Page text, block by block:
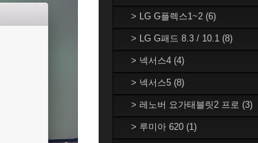
> LG G플렉스1~2 (6)
> LG G패드 8.3 / 10.1 (8)
> 넥서스4 (4)
> 넥서스5 (8)
> 레노버 요가태블릿2 프로 (3)
> 루미아 620 (1)